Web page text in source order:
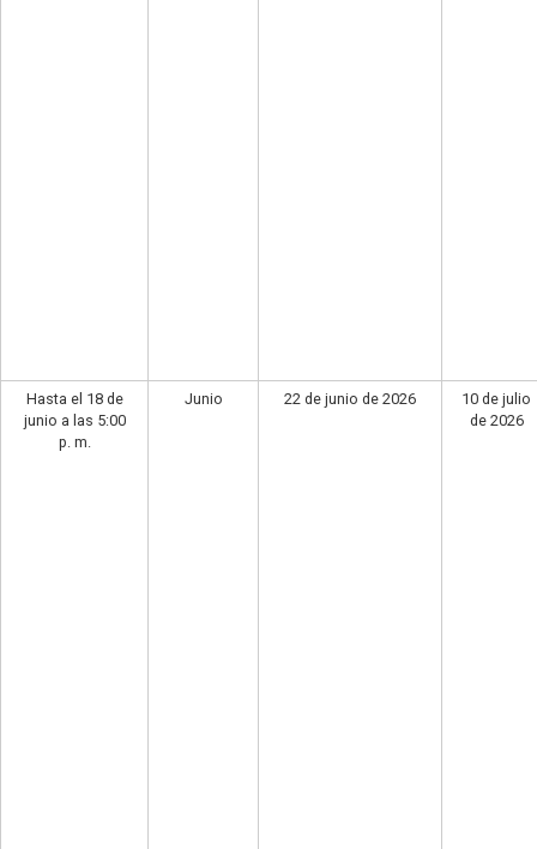
Hasta el 18 de
junio a las 5:00
p. m.
Junio 22 de junio de 2026
10 de julio
de 2026